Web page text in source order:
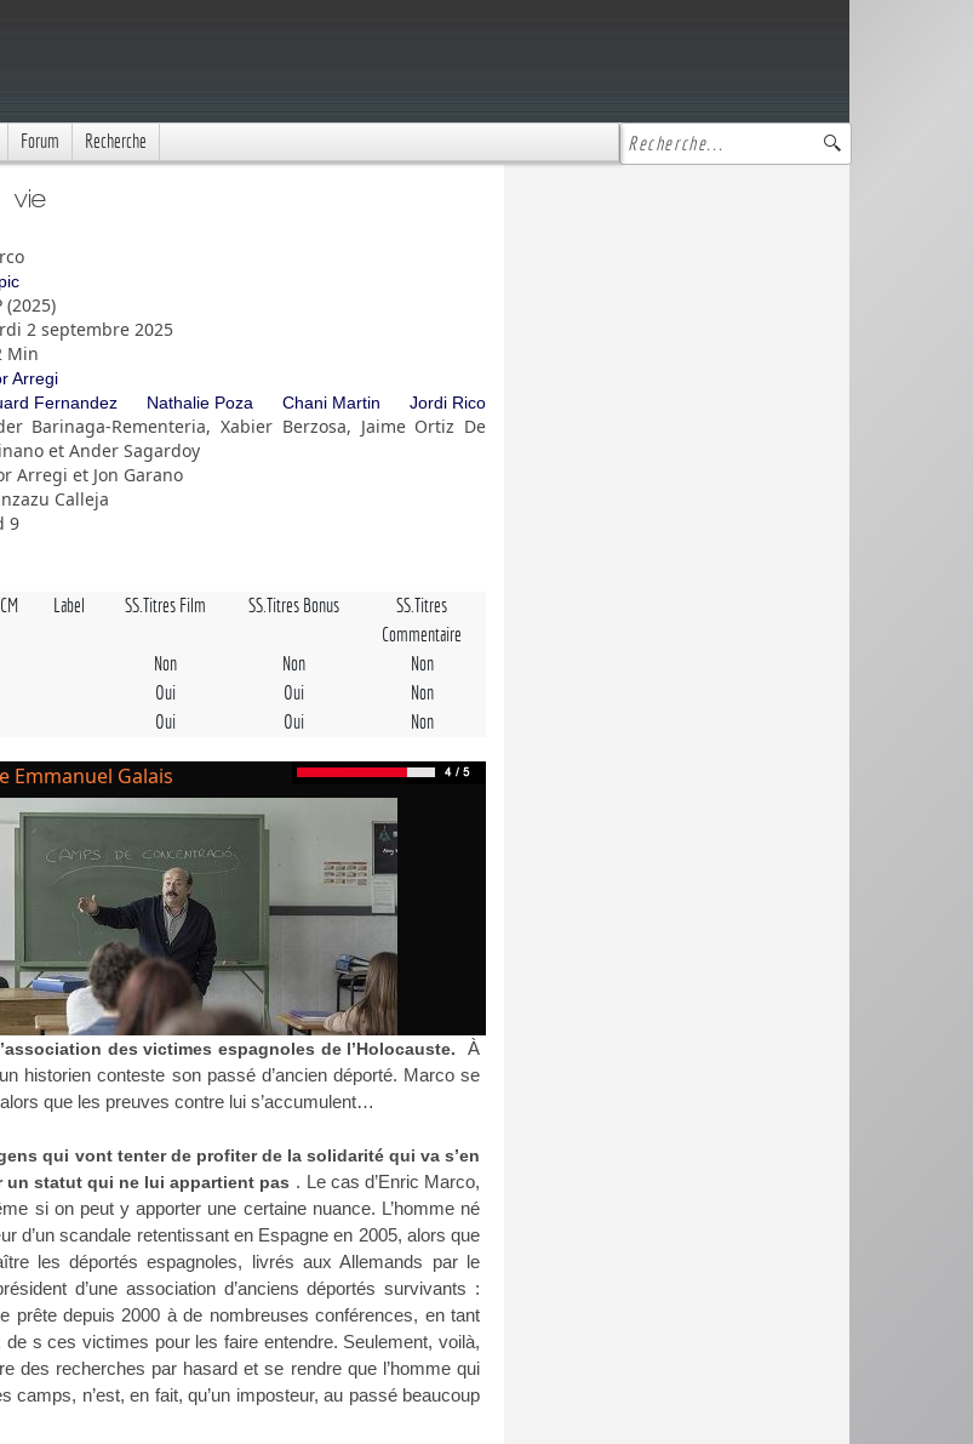
Forum Recherche
vie
(2025)
2 septembre 2025
Min
Arregi
Fernandez Nathalie Poza Chani Martin Jordi Rico
Barinaga-Rementeria, Xabier Berzosa, Jaime Ortiz De
et Ander Sagardoy
Arregi et Jon Garano
Calleja
9
Label SS.Titres Film SS.Titres Bonus
SS.Titres
Commentaire
Non Non
Non
Oui Oui
Non
Oui Oui Non
Emmanuel Galais
des victimes espagnoles de l’Holocauste.
À
historien conteste son passé d’ancien déporté. Marco se
que les preuves contre lui s’accumulent…
qui vont tenter de profiter de la solidarité qui va s’en
statut qui ne lui appartient pas . Le cas d’Enric Marco,
si on peut y apporter une certaine nuance. L’homme né
d’un scandale retentissant en Espagne en 2005, alors que
les déportés espagnoles, livrés aux Allemands par le
d’une association d’anciens déportés survivants :
prête depuis 2000 à de nombreuses conférences, en tant
de s ces victimes pour les faire entendre. Seulement, voilà,
des recherches par hasard et se rendre que l’homme qui
n’est, en fait, qu’un imposteur, au passé beaucoup